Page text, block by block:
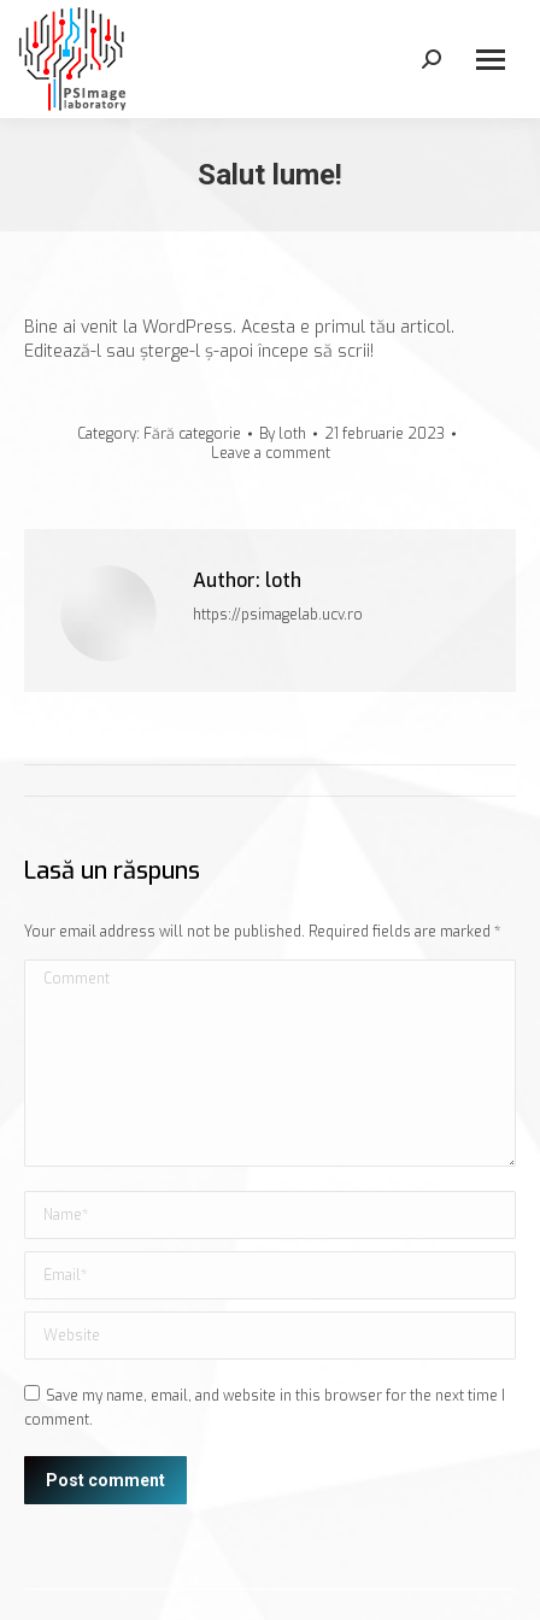
Search:
Salut lume!
Bine ai venit la WordPress. Acesta e primul tău articol.
Editează-l sau șterge-l ș-apoi începe să scrii!
Category: Fără categorie By loth
21 februarie 2023
Leave a comment
Author: loth
https://psimagelab.ucv.ro
Lasă un răspuns
Your email address will not be published. Required fields are marked *
Comment
Name *
Email *
Website
Save my name, email, and website in this browser for the next time I
comment.
Post comment